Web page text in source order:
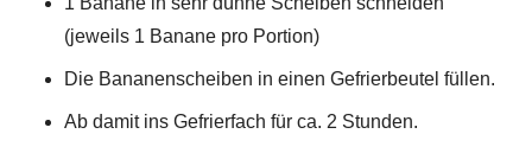
(jeweils 1 Banane pro Portion)
Die Bananenscheiben in einen Gefrierbeutel füllen.
Ab damit ins Gefrierfach für ca. 2 Stunden.